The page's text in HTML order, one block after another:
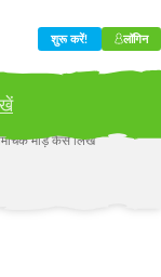
कंपनी
शुरू करें! लॉगिन
मोड़ कैसे लिखें